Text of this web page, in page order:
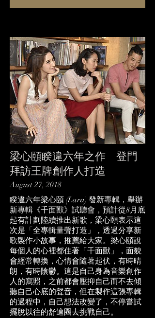
梁心頤睽違六年之作 登門
拜訪王牌創作人打造
August 27, 2018
睽違六年梁心頤 (Lara) 發新專輯，舉辦
新專輯《千面獸》試聽會，預計從8月底
起有計劃陸續推出新歌，梁心頤表示這
次是「全專輯量聲打造」，透過分享新
歌製作小故事，推薦給大家。梁心頤說
每個人的心裡都住著「千面獸」，面貌
會經常轉換，心情會隨著起伏，有時晴
朗，有時陰鬱。這是自己身為音樂創作
人的寫照，之前都會壓抑自己而不去傾
聽自己心底的聲音，但在製作這張專輯
的過程中，自己想法改變了，不停嘗試
擺脫以往的舒適圈去挑戰自己。